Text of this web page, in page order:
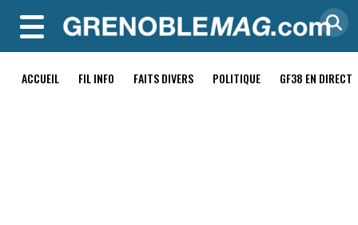
MENU
ACCUEIL FIL INFO FAITS DIVERS POLITIQUE GF38 EN DIRECT